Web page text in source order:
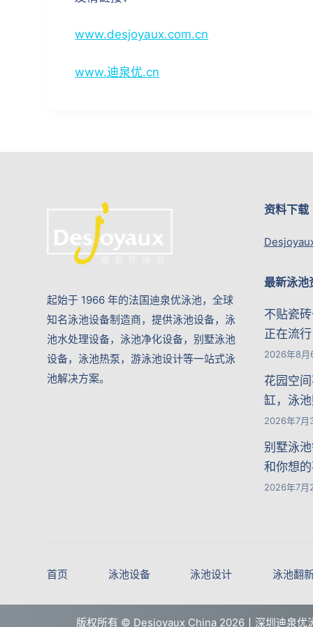
www.desjoyaux.com.cn
www.迪泉优.cn
起始于 1966 年的法国迪泉优泳池，全球
知名泳池设备制造商，提供泳池设备，泳
池水处理设备，泳池净化设备，别墅泳池
设备，泳池热泵，游泳池设计等一站式泳
池解决方案。
资料下载
最新泳池
不贴瓷
正在流行
2026年8月
花园空
缸，泳
2026年7月
别墅泳
和你想
2026年7月
首页 泳池设备 泳池设计 泳池翻
版权所有 © Desjoyaux China 2026丨深圳迪泉优